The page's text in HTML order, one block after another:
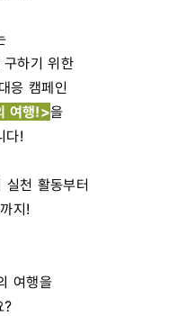
하기 위한
응 캠페인
여행!>을
다!
실천 활동부터
지!
여행을
?